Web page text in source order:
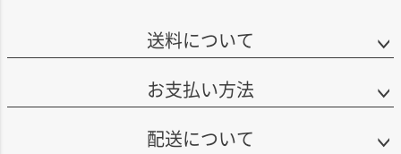
送料について
お支払い方法
配送について